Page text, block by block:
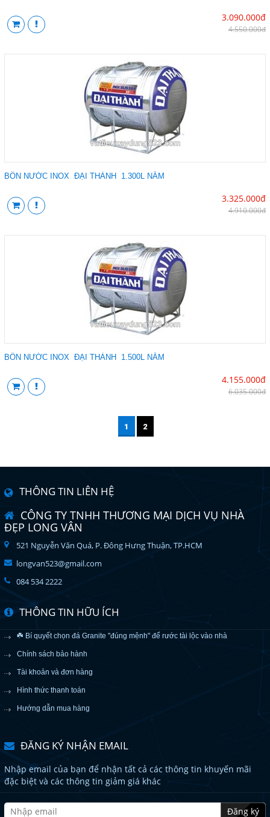
3.090.000đ
4.550.000đ
BỒN NƯỚC INOX ĐẠI THÀNH 1.300L NẰM
3.325.000đ
4.910.000đ
BỒN NƯỚC INOX ĐẠI THÀNH 1.500L NẰM
4.155.000đ
6.035.000đ
1 2
THÔNG TIN LIÊN HỆ
CÔNG TY TNHH THƯƠNG MẠI DỊCH VỤ NHÀ
ĐẸP LONG VÂN
521 Nguyễn Văn Quá, P. Đông Hưng Thuận, TP.HCM
longvan523@gmail.com
084 534 2222
THÔNG TIN HỮU ÍCH
☘️ Bí quyết chọn đá Granite "đúng mệnh" để rước tài lộc vào nhà
Chính sách bảo hành
Tài khoản và đơn hàng
Hình thức thanh toán
Hướng dẫn mua hàng
ĐĂNG KÝ NHẬN EMAIL
Nhập email của bạn để nhận tất cả các thông tin khuyến mãi
đặc biệt và các thông tin giảm giá khác
Đăng ký